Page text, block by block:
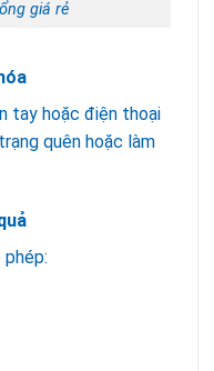
giá rẻ
tay hoặc điện thoại
quên hoặc làm